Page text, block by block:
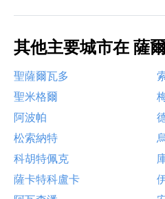
其他主要城市在 薩
聖薩爾瓦多
聖米格爾
阿波帕
松索納特
科胡特佩克
薩卡特科盧卡